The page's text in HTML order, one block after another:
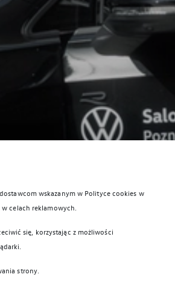
wskazanym w Polityce cookies w
celach reklamowych.
się, korzystając z możliwości
strony.